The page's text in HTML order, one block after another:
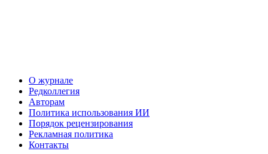
О журнале
Редколлегия
Авторам
Политика использования ИИ
Порядок рецензирования
Рекламная политика
Контакты